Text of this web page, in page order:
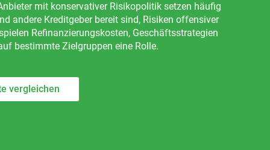
mit konservativer Risikopolitik setzen häufig
andere Kreditgeber bereit sind, Risiken offensiver
Refinanzierungskosten, Geschäftsstrategien
bestimmte Zielgruppen eine Rolle.
vergleichen